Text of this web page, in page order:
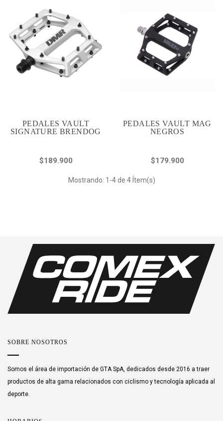
PEDALES VAULT
SIGNATURE BRENDOG
$189.900
PEDALES VAULT MAG
NEGROS
$179.900
Mostrando: 1-4 de 4 Ítem(s)
SOBRE NOSOTROS
Somos el área de importación de GTA SpA, dedicados desde 2016 a traer
productos de alta gama relacionados con ciclismo y tecnología aplicada al
deporte.